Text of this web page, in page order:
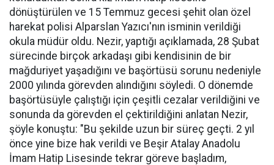
dönüştürülen ve 15 Temmuz gecesi şehit olan özel
harekat polisi Alparslan Yazıcı'nın isminin verildiği
okula müdür oldu. Nezir, yaptığı açıklamada, 28 Şubat
sürecinde birçok arkadaşı gibi kendisinin de bir
mağduriyet yaşadığını ve başörtüsü sorunu nedeniyle
2000 yılında görevden alındığını söyledi. O dönemde
başörtüsüyle çalıştığı için çeşitli cezalar verildiğini ve
sonunda da görevden el çektirildiğini anlatan Nezir,
şöyle konuştu: "Bu şekilde uzun bir süreç geçti. 2 yıl
önce yine bize hak verildi ve Beşir Atalay Anadolu
İmam Hatip Lisesinde tekrar göreve başladım,